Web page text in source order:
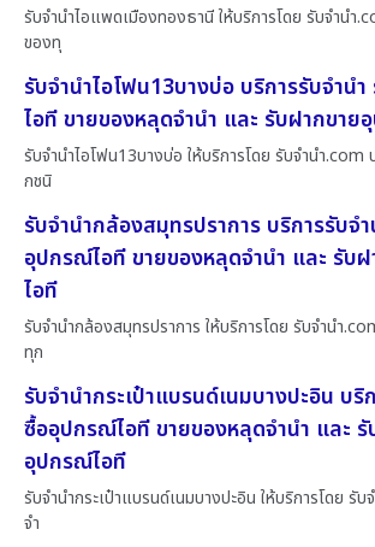
รับจำนำไอแพดเมืองทองธานี ให้บริการโดย รับจํานํา
ของทุ
รับจำนำไอโฟน13บางบ่อ บริการรับจำน
ไอที ขายของหลุดจำนำ และ รับฝากขาย
รับจำนำไอโฟน13บางบ่อ ให้บริการโดย รับจํานํา.com
กชนิ
รับจำนำกล้องสมุทรปราการ บริการรับจ
อุปกรณ์ไอที ขายของหลุดจำนำ และ รับ
ไอที
รับจำนำกล้องสมุทรปราการ ให้บริการโดย รับจํานํา
ทุก
รับจำนำกระเป๋าแบรนด์เนมบางปะอิน บริ
ซื้ออุปกรณ์ไอที ขายของหลุดจำนำ และ รั
อุปกรณ์ไอที
รับจำนำกระเป๋าแบรนด์เนมบางปะอิน ให้บริการโดย รั
จำ